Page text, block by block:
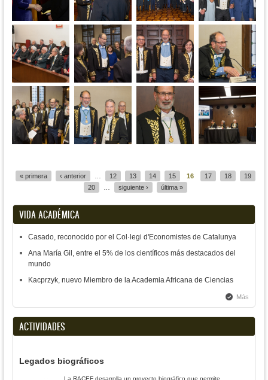
« primera ‹ anterior 12 13 14 15 16 17 18
19
20
siguiente › última »
VIDA ACADÉMICA
Casado, reconocido por el Col·legi d'Economistes de Catalunya
Ana María Gil, entre el 5% de los científicos más destacados del
mundo
Kacprzyk, nuevo Miembro de la Academia Africana de Ciencias
Más
ACTIVIDADES
Legados biográficos
La RACEF desarrolla un proyecto biográfico que permite